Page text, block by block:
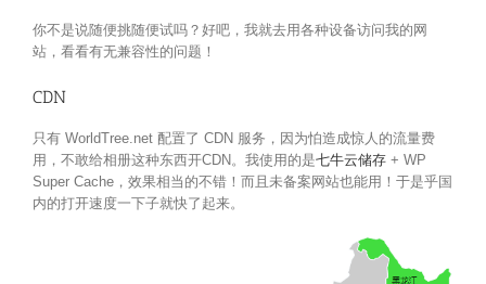
你不是说随便挑随便试吗？好吧，我就去用各种设备访问我的网
站，看看有无兼容性的问题！
CDN
只有 WorldTree.net 配置了 CDN 服务，因为怕造成惊人的流量费
用，不敢给相册这种东西开CDN。我使用的是七牛云储存 + WP
Super Cache，效果相当的不错！而且未备案网站也能用！于是乎国
内的打开速度一下子就快了起来。